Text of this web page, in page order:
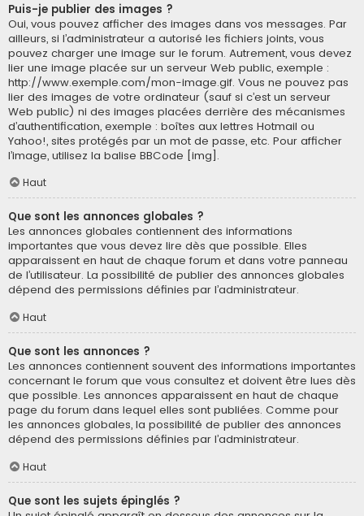
Puis-je publier des images ?
Oui, vous pouvez afficher des images dans vos messages. Par
ailleurs, si l’administrateur a autorisé les fichiers joints, vous
pouvez charger une image sur le forum. Autrement, vous devez
lier une image placée sur un serveur Web public, exemple :
http://www.exemple.com/mon-image.gif. Vous ne pouvez pas
lier des images de votre ordinateur (sauf si c’est un serveur
Web public) ni des images placées derrière des mécanismes
d’authentification, exemple : boîtes aux lettres Hotmail ou
Yahoo!, sites protégés par un mot de passe, etc. Pour afficher
l’image, utilisez la balise BBCode [img].
Haut
Que sont les annonces globales ?
Les annonces globales contiennent des informations
importantes que vous devez lire dès que possible. Elles
apparaissent en haut de chaque forum et dans votre panneau
de l’utilisateur. La possibilité de publier des annonces globales
dépend des permissions définies par l’administrateur.
Haut
Que sont les annonces ?
Les annonces contiennent souvent des informations importantes
concernant le forum que vous consultez et doivent être lues dès
que possible. Les annonces apparaissent en haut de chaque
page du forum dans lequel elles sont publiées. Comme pour
les annonces globales, la possibilité de publier des annonces
dépend des permissions définies par l’administrateur.
Haut
Que sont les sujets épinglés ?